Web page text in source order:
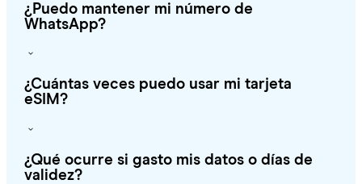
¿Puedo mantener mi número de
WhatsApp?
¿Cuántas veces puedo usar mi tarjeta
eSIM?
¿Qué ocurre si gasto mis datos o días de
validez?